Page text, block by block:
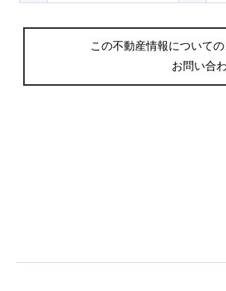
この不動産情報について
お問い合